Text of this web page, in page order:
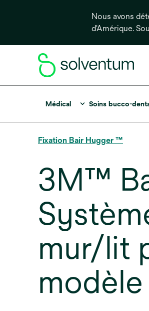
Nous avons
d'Amérique.
Médical Soins bucco-
Fixation Bair Hugger ™
3M™
mur/lit